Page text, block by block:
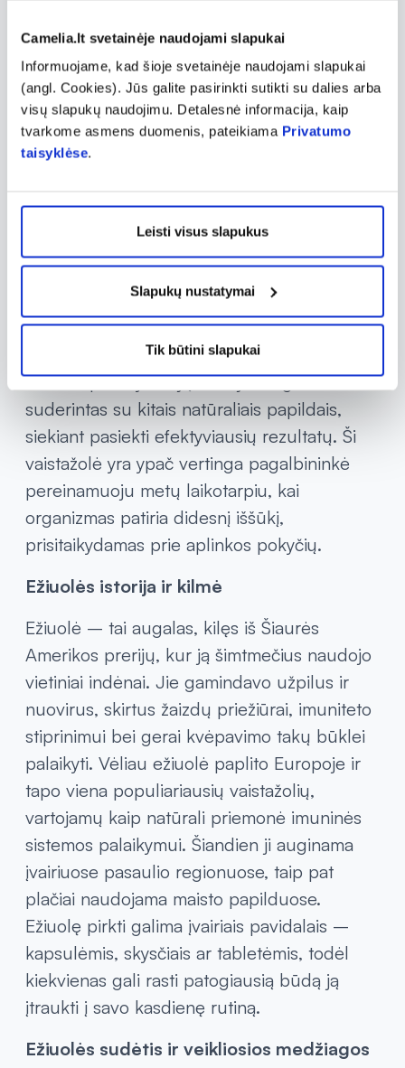
Camelia.lt svetainėje naudojami slapukai
Informuojame, kad šioje svetainėje naudojami slapukai
(angl. Cookies). Jūs galite pasirinkti sutikti su dalies arba
visų slapukų naudojimu. Detalesnė informacija, kaip
tvarkome asmens duomenis, pateikiama Privatumo
taisyklėse.
Leisti visus slapukus
Slapukų nustatymai
Tik būtini slapukai
patogumą.
Ežiuolės maisto papildaidėl savo
natūralios kilmės ir veikimo yra tinkami
ilgalaikiam vartojimui, siekiant palaikyti
organizmo atsparumą įvairiems patogenams,
yra apkrautas ligų. Be to, ežiuolės papildai
gali būti naudojami ir kaip pagalba imuninei
sistemai,kai norima pagerinti atsparumą
infekcijoms ar greičiau atsigauti po ligos.
Svarbu paminėti, kad ežiuolės preparatai
gali būti naudingi ir bendram organizmo
tonusui palaikyti, o jų vartojimas gali būti
suderintas su kitais natūraliais papildais,
siekiant pasiekti efektyviausių rezultatų. Ši
vaistažolė yra ypač vertinga pagalbininkė
pereinamuoju metų laikotarpiu, kai
organizmas patiria didesnį iššūkį,
prisitaikydamas prie aplinkos pokyčių.
Ežiuolės istorija ir kilmė
Ežiuolė – tai augalas, kilęs iš Šiaurės
Amerikos prerijų, kur ją šimtmečius naudojo
vietiniai indėnai. Jie gamindavo užpilus ir
nuovirus, skirtus žaizdų priežiūrai, imuniteto
stiprinimui bei gerai kvėpavimo takų būklei
palaikyti. Vėliau ežiuolė paplito Europoje ir
tapo viena populiariausių vaistažolių,
vartojamų kaip natūrali priemonė imuninės
sistemos palaikymui. Šiandien ji auginama
įvairiuose pasaulio regionuose, taip pat
plačiai naudojama maisto papilduose.
Ežiuolę pirkti galima įvairiais pavidalais –
kapsulėmis, skysčiais ar tabletėmis, todėl
kiekvienas gali rasti patogiausią būdą ją
įtraukti į savo kasdienę rutiną.
Ežiuolės sudėtis ir veikliosios medžiagos